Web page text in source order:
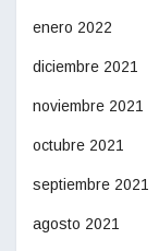
enero 2022
diciembre 2021
noviembre 2021
octubre 2021
septiembre 2021
agosto 2021